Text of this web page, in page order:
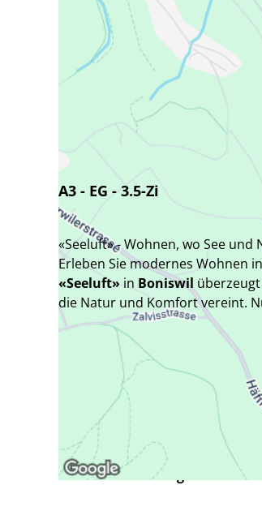
A3 - EG - 3.5-Zi
«Seeluft» - Wohnen, wo See
Erleben Sie modernes Wohnen
«Seeluft»in Boniswil
die Natur und Komfort vereint.
hier21 exklusive
zugeschnitten sind.
Tag der offenen Tür
Besuchen Sie uns am
Samstag,
Boniswil und besichtigen Sie
freuen uns auf Ihren Besuch.
Das zeichnet «Seeluft» aus:
Verfügbarkeit
Nach Vereinbarung